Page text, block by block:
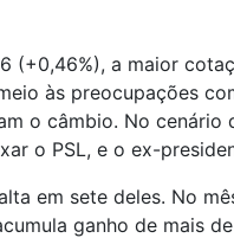
(+0,46%), a maior
às preocupações
o câmbio. No
o PSL, e o ex-
em sete deles. No
ganho de mais